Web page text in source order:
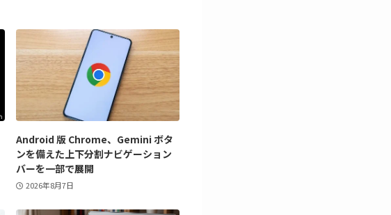
Android 版 Chrome、Gemini ボタ
ンを備えた上下分割ナビゲーション
バーを一部で展開
2026年8月7日